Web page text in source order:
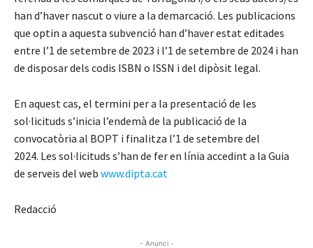
han d’haver nascut o viure a la demarcació. Les publicacions
que optin a aquesta subvenció han d’haver estat editades
entre l’1 de setembre de 2023 i l’1 de setembre de 2024 i han
de disposar dels codis ISBN o ISSN i del dipòsit legal.
En aquest cas, el termini per a la presentació de les
sol·licituds s’inicia l’endemà de la publicació de la
convocatòria al BOPT i finalitza l’1 de setembre del
2024. Les sol·licituds s’han de fer en línia accedint a la Guia
de serveis del web www.dipta.cat
Redacció
- Anunci -